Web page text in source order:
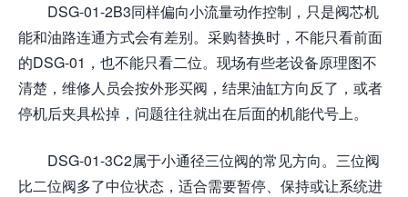
DSG-01-2B3同样偏向小流量动作控制，只是阀芯机
能和油路连通方式会有差别。采购替换时，不能只看前面
的DSG-01，也不能只看二位。现场有些老设备原理图不
清楚，维修人员会按外形买阀，结果油缸方向反了，或者
停机后夹具松掉，问题往往就出在后面的机能代号上。
DSG-01-3C2属于小通径三位阀的常见方向。三位阀
比二位阀多了中位状态，适合需要暂停、保持或让系统进